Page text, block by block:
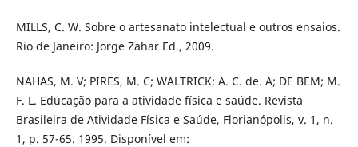
MILLS, C. W. Sobre o artesanato intelectual e outros ensaios.
Rio de Janeiro: Jorge Zahar Ed., 2009.
NAHAS, M. V; PIRES, M. C; WALTRICK; A. C. de. A; DE BEM; M.
F. L. Educação para a atividade física e saúde. Revista
Brasileira de Atividade Física e Saúde, Florianópolis, v. 1, n.
1, p. 57-65. 1995. Disponível em: